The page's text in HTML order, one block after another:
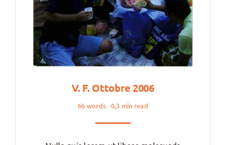
V. F. Ottobre 2006
66 words 0,3 min read